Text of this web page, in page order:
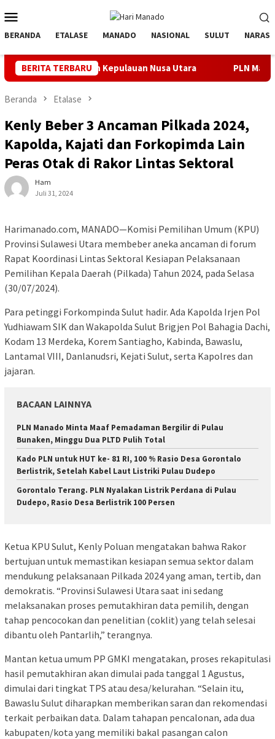
ke
kontenMobile
BERANDA ETALASE MANADO NASIONAL SULUT NARASI
BERITA TERBARU
Kepulauan Nusa Utara PLN Manado Minta Maaf
Beranda Etalase
Kenly Beber 3 Ancaman Pilkada 2024,
Kapolda, Kajati dan Forkopimda Lain
Peras Otak di Rakor Lintas Sektoral
Ham
Juli 31, 2024
Harimanado.com, MANADO—Komisi Pemilihan Umum (KPU)
Provinsi Sulawesi Utara membeber aneka ancaman di forum
Rapat Koordinasi Lintas Sektoral Kesiapan Pelaksanaan
Pemilihan Kepala Daerah (Pilkada) Tahun 2024, pada Selasa
(30/07/2024).
Para petinggi Forkompinda Sulut hadir. Ada Kapolda Irjen Pol
Yudhiawam SIK dan Wakapolda Sulut Brigjen Pol Bahagia Dachi,
Kodam 13 Merdeka, Korem Santiagho, Kabinda, Bawaslu,
Lantamal VIII, Danlanudsri, Kejati Sulut, serta Kapolres dan
jajaran.
BACAAN LAINNYA
PLN Manado Minta Maaf Pemadaman Bergilir di Pulau
Bunaken, Minggu Dua PLTD Pulih Total
Kado PLN untuk HUT ke- 81 RI, 100 % Rasio Desa Gorontalo
Berlistrik, Setelah Kabel Laut Listriki Pulau Dudepo
Gorontalo Terang. PLN Nyalakan Listrik Perdana di Pulau
Dudepo, Rasio Desa Berlistrik 100 Persen
Ketua KPU Sulut, Kenly Poluan mengatakan bahwa Rakor
bertujuan untuk memastikan kesiapan semua sektor dalam
mendukung pelaksanaan Pilkada 2024 yang aman, tertib, dan
demokratis. “Provinsi Sulawesi Utara saat ini sedang
melaksanakan proses pemutakhiran data pemilih, dengan
tahap pencocokan dan penelitian (coklit) yang telah selesai
dibantu oleh Pantarlih,” terangnya.
Mantan ketua umum PP GMKI mengatakan, proses rekapitulasi
hasil pemutakhiran akan dimulai pada tanggal 1 Agustus,
dimulai dari tingkat TPS atau desa/kelurahan. “Selain itu,
Bawaslu Sulut diharapkan memberikan saran dan rekomendasi
terkait perbaikan data. Dalam tahapan pencalonan, ada dua
kabupaten/kota yang memiliki bakal pasangan calon